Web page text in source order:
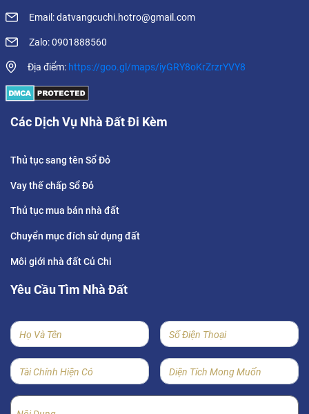
Email: datvangcuchi.hotro@gmail.com
Zalo: 0901888560
Địa điểm: https://goo.gl/maps/iyGRY8oKrZrzrYVY8
Các Dịch Vụ Nhà Đất Đi Kèm
Thủ tục sang tên Sổ Đỏ
Vay thế chấp Sổ Đỏ
Thủ tục mua bán nhà đất
Chuyển mục đích sử dụng đất
Môi giới nhà đất Củ Chi
Yêu Cầu Tìm Nhà Đất